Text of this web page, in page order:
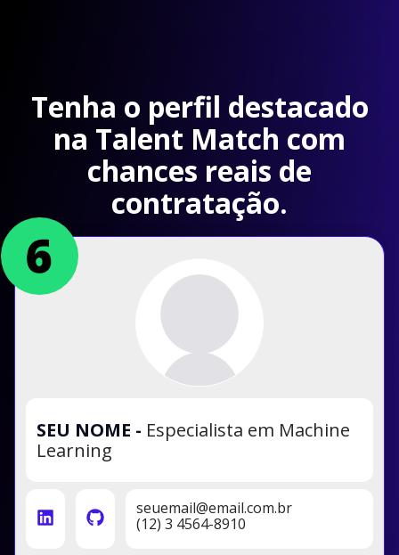
Tenha o perfil destacado
na Talent Match com
chances reais de
contratação.
SEU NOME - Especialista em Machine
Learning
seuemail@email.com.br
(12) 3 4564-8910